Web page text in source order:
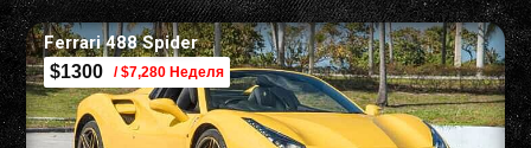
Ferrari 488 Spider
$1300 / $7,280 Неделя